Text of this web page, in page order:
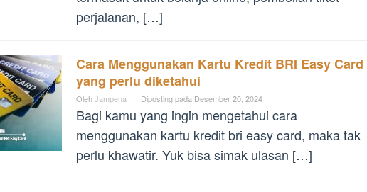
perjalanan, […]
Cara Menggunakan Kartu Kredit BRI Easy Card
yang perlu diketahui
OlehJampena Diposting pada Desember 20, 2024
Bagi kamu yang ingin mengetahui cara
menggunakan kartu kredit bri easy card, maka tak
perlu khawatir. Yuk bisa simak ulasan […]